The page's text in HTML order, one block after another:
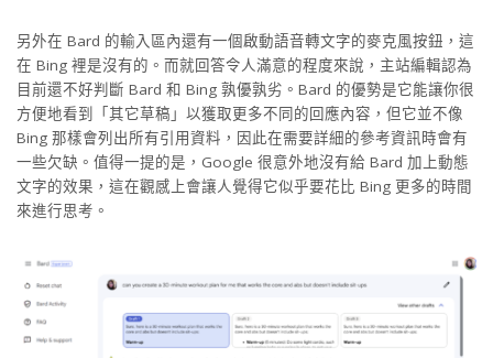
另外在 Bard 的輸入區內還有一個啟動語音轉文字的麥克風按鈕，這
在 Bing 裡是沒有的。而就回答令人滿意的程度來說，主站編輯認為
目前還不好判斷 Bard 和 Bing 孰優孰劣。Bard 的優勢是它能讓你很
方便地看到「其它草稿」以獲取更多不同的回應內容，但它並不像
Bing 那樣會列出所有引用資料，因此在需要詳細的參考資訊時會有
一些欠缺。值得一提的是，Google 很意外地沒有給 Bard 加上動態
文字的效果，這在觀感上會讓人覺得它似乎要花比 Bing 更多的時間
來進行思考。